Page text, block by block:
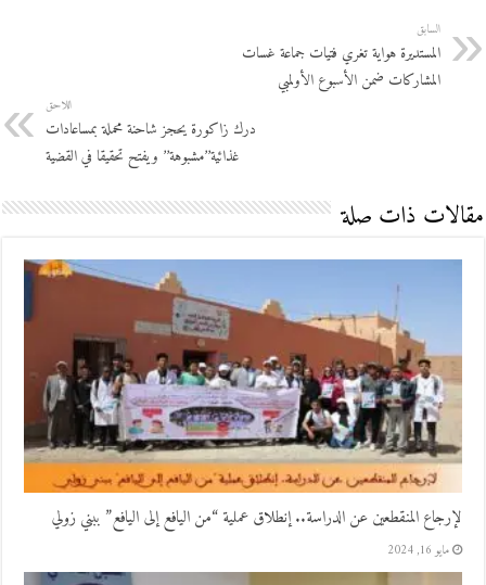
السابق
المستديرة هواية تغري فتيات جماعة غسات
المشاركات ضمن الأسبوع الأولمبي
اللاحق
درك زاكورة يحجز شاحنة محملة بمساعادات
غذائية’’مشبوهة’’ ويفتح تحقيقا في القضية
مقالات ذات صلة
لإرجاع المنقطعين عن الدراسة.. إنطلاق عملية “من اليافع إلى اليافع” ببني زولي
مايو 16, 2024